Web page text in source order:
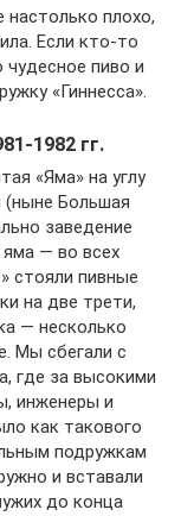
плохо,
Если кто-то
пиво и
«Гиннесса».
1982 гг.
«Яма» на углу
(ныне Большая
заведение
— во всех
стояли пивные
на две трети,
— несколько
Мы сбегали с
где за высокими
инженеры и
как такового
подружкам
и вставали
до конца